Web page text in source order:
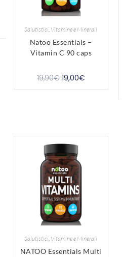
Salutistici, Vitamine e Minerali
Natoo Essentials –
Vitamin C 90 caps
19,90€ 19,00€
Salutistici, Vitamine e Minerali
NATOO Essentials Multi